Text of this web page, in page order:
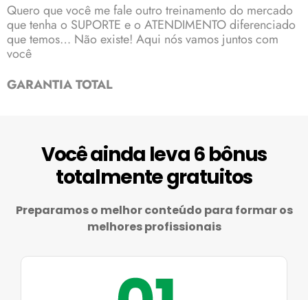
Quero que você me fale outro treinamento do mercado
que tenha o SUPORTE e o ATENDIMENTO diferenciado
que temos… Não existe! Aqui nós vamos juntos com
você
GARANTIA TOTAL
Você ainda leva 6 bônus
totalmente gratuitos
Preparamos o melhor conteúdo para formar os
melhores profissionais